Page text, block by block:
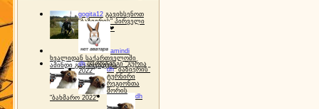
gogita12 გავიხსენოთ
"ბაზიერის" პირველი
ტურნირი ❤
amindi
ხვალიდან საქართველოში
ამინდი გაუარესდება
dh სპორტინგი "გურია
2022"
dh "ბაზიერის"
ტურნირი
რეგიონთა
შორის
"ბახმარო 2022"
dh